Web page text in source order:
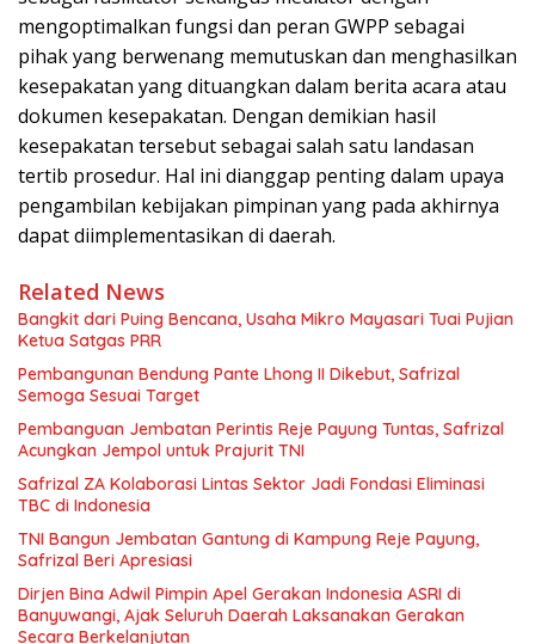
mengoptimalkan fungsi dan peran GWPP sebagai
pihak yang berwenang memutuskan dan menghasilkan
kesepakatan yang dituangkan dalam berita acara atau
dokumen kesepakatan. Dengan demikian hasil
kesepakatan tersebut sebagai salah satu landasan
tertib prosedur. Hal ini dianggap penting dalam upaya
pengambilan kebijakan pimpinan yang pada akhirnya
dapat diimplementasikan di daerah.
Related News
Bangkit dari Puing Bencana, Usaha Mikro Mayasari Tuai Pujian
Ketua Satgas PRR
Pembangunan Bendung Pante Lhong II Dikebut, Safrizal
Semoga Sesuai Target
Pembanguan Jembatan Perintis Reje Payung Tuntas, Safrizal
Acungkan Jempol untuk Prajurit TNI
Safrizal ZA Kolaborasi Lintas Sektor Jadi Fondasi Eliminasi
TBC di Indonesia
TNI Bangun Jembatan Gantung di Kampung Reje Payung,
Safrizal Beri Apresiasi
Dirjen Bina Adwil Pimpin Apel Gerakan Indonesia ASRI di
Banyuwangi, Ajak Seluruh Daerah Laksanakan Gerakan
Secara Berkelanjutan